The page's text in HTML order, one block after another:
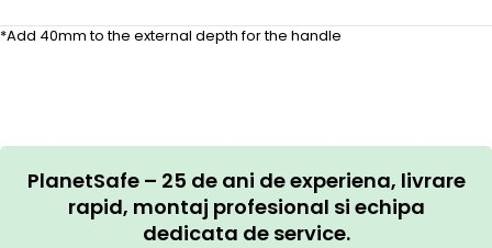
*Add 40mm to the external depth for the handle
PlanetSafe – 25 de ani de experiena, livrare
rapid, montaj profesional si echipa
dedicata de service.